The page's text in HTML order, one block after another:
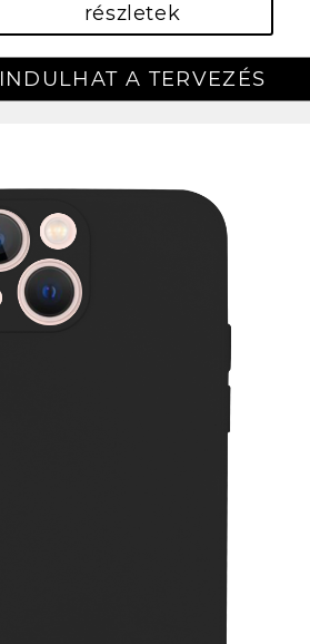
részletek
INDULHAT A TERVEZÉS